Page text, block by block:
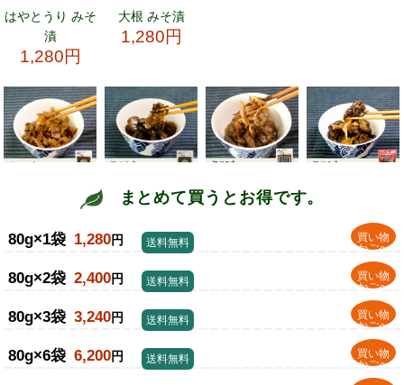
まとめて買うとお得です。
80g×1袋 1,280円
買い物
かごへ
送料無料
80g×2袋 2,400円
買い物
かごへ
送料無料
80g×3袋 3,240円
買い物
かごへ
送料無料
80g×6袋 6,200円
買い物
かごへ
送料無料